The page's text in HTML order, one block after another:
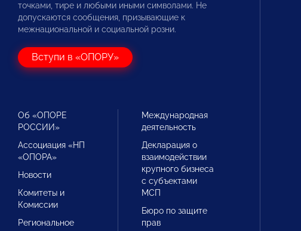
точками, тире и любыми иными символами. Не
допускаются сообщения, призывающие к
межнациональной и социальной розни.
Вступи в «ОПОРУ»
Об «ОПОРЕ
РОССИИ»
Ассоциация «НП
«ОПОРА»
Новости
Комитеты и
Комиссии
Региональное
Международная
деятельность
Декларация о
взаимодействии
крупного бизнеса
с субъектами
МСП
Бюро по защите
прав